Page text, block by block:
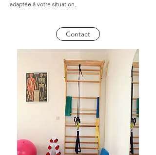
adaptée à votre situation.
Contact